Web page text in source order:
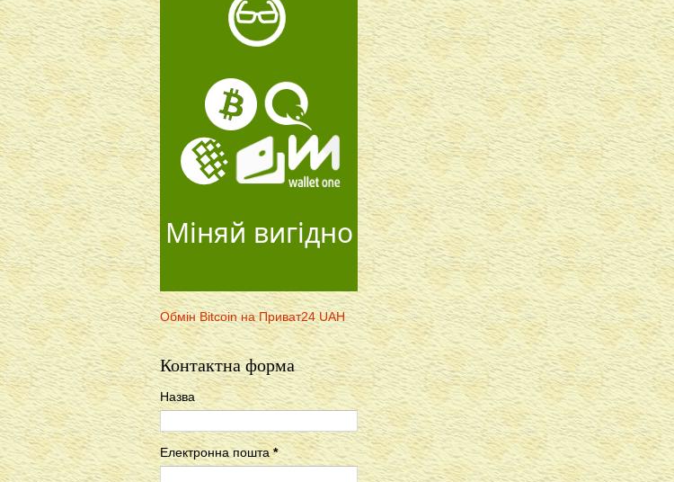
Міняй вигідно
Обмін Bitcoin на Приват24 UAH
Контактна форма
Назва
Електронна пошта*